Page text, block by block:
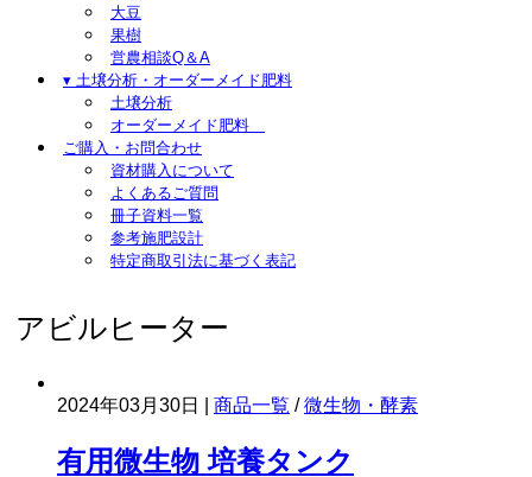
大豆
果樹
営農相談Q＆A
▾ 土壌分析・オーダーメイド肥料
土壌分析
オーダーメイド肥料
ご購入・お問合わせ
資材購入について
よくあるご質問
冊子資料一覧
参考施肥設計
特定商取引法に基づく表記
アビルヒーター
2024年03月30日 | 商品一覧 /微生物・酵素
有用微生物 培養タンク